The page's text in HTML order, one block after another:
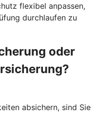
flexibel anpassen,
durchlaufen zu
oder
absichern, sind Sie